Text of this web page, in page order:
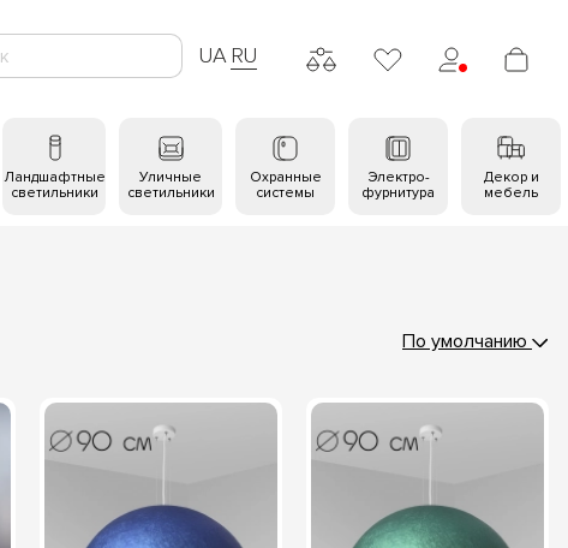
UA RU
Ландшафтные
светильники
Уличные
светильники
Охранные
системы
Электро-
фурнитура
Декор и
мебель
По умолчанию